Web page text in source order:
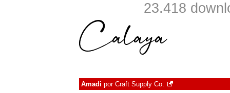
23.418
Amadi por Craft Supply Co.